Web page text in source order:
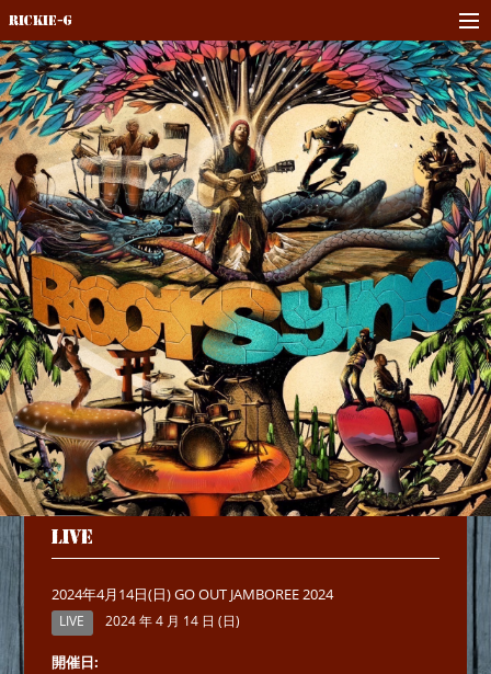
Rickie-G
LIVE
2024年4月14日(日) GO OUT JAMBOREE 2024
LIVE 2024 年 4 月 14 日 (日)
開催日